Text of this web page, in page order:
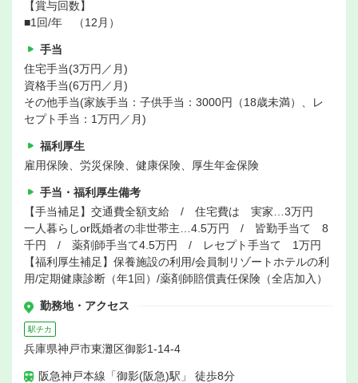
【賞与回数】
■1回/年 （12月）
手当
住宅手当(3万円／月)
資格手当(6万円／月)
その他手当(家族手当：子供手当：3000円（18歳未満）、レ
セプト手当：1万円／月)
福利厚生
雇用保険、労災保険、健康保険、厚生年金保険
手当・福利厚生備考
【手当補足】交通費全額支給 / 住宅費は 実家…3万円
一人暮らしor既婚者の非世帯主…4.5万円 / 皆勤手当て 8
千円 / 薬剤師手当て4.5万円 / レセプト手当て 1万円
【福利厚生補足】保養施設の利用/会員制リゾートホテルの利
用/定期健康診断（年1回）/薬剤師賠償責任保険（全店加入）
勤務地・アクセス
駅チカ
兵庫県神戸市東灘区御影1-14-4
阪急神戸本線「御影(阪急)駅」 徒歩8分